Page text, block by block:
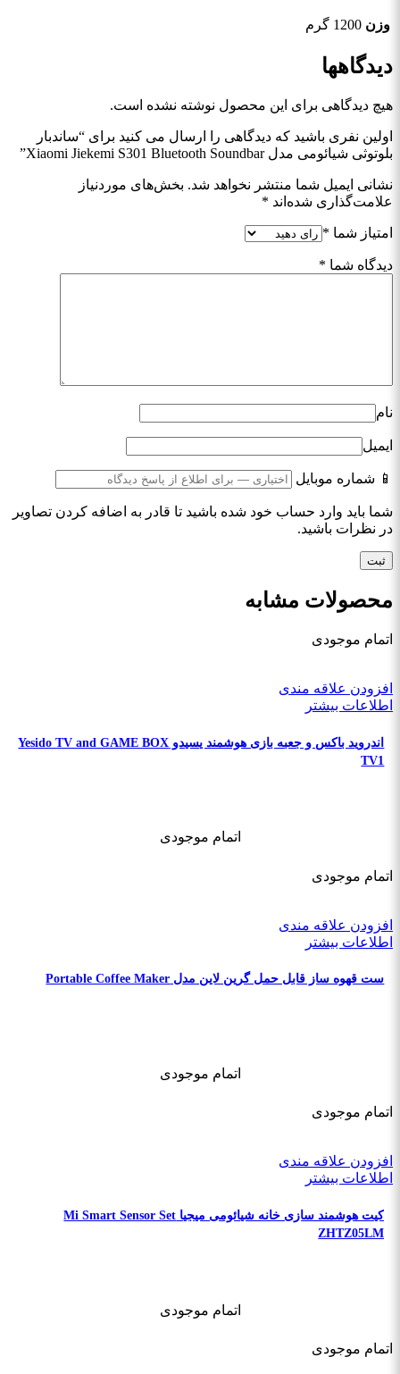
وزن 1200 گرم
دیدگاهها
هیچ دیدگاهی برای این محصول نوشته نشده است.
اولین نفری باشید که دیدگاهی را ارسال می کنید برای “ساندبار
بلوتوثی شیائومی مدل Xiaomi Jiekemi S301 Bluetooth Soundbar”
نشانی ایمیل شما منتشر نخواهد شد. بخش‌های موردنیاز
علامت‌گذاری شده‌اند *
امتیاز شما *
دیدگاه شما *
نام
ایمیل
📱 شماره موبایل
شما باید وارد حساب خود شده باشید تا قادر به اضافه کردن تصاویر
در نظرات باشید.
محصولات مشابه
اتمام موجودی
افزودن علاقه مندی
اطلاعات بیشتر
اندروید باکس و جعبه بازی هوشمند یسیدو Yesido TV and GAME BOX
TV1
اتمام موجودی
اتمام موجودی
افزودن علاقه مندی
اطلاعات بیشتر
ست قهوه ساز قابل حمل گرین لاین مدل Portable Coffee Maker
اتمام موجودی
اتمام موجودی
افزودن علاقه مندی
اطلاعات بیشتر
کیت هوشمند سازی خانه شیائومی میجیا Mi Smart Sensor Set
ZHTZ05LM
اتمام موجودی
اتمام موجودی